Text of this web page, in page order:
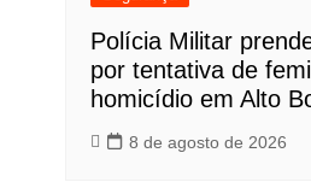
Polícia Militar
por tentativa de
homicídio em Alto
8 de agosto de 2026